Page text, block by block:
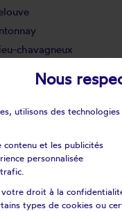
chavagneux
en-haut-oisans
les-gorges
en-vercors
Nous
utilisons des
contenu et les publicités
personnalisée
votre droit à la
types de cookies ou